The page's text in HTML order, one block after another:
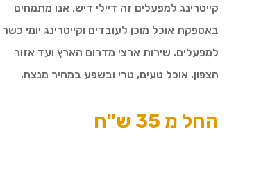
קייטרינג למפעלים זה דיילי דיש. אנו מתמחים
באספקת אוכל מוכן לעובדים וקייטרינג יומי כשר
למפעלים. שירות ארצי מדרום הארץ ועד אזור
הצפון. אוכל טעים, טרי ובשפע במחיר מנצח.
החל מ 35 ש"ח